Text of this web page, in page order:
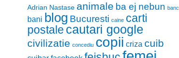
Adrian Nastase animale ba ej nebun banc
bani blog Bucuresti caine carti
postale cautari google
civilizatie concediu copii criza cuib